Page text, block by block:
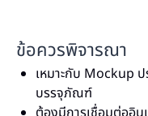
ข้อควรพิจารณา
เหมาะกับ Mockup
บรรจุภัณฑ์